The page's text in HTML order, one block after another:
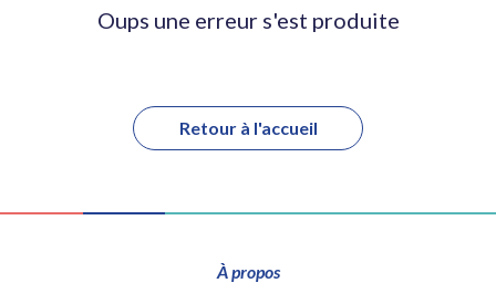
Oups une erreur s'est produite
Retour à l'accueil
À propos